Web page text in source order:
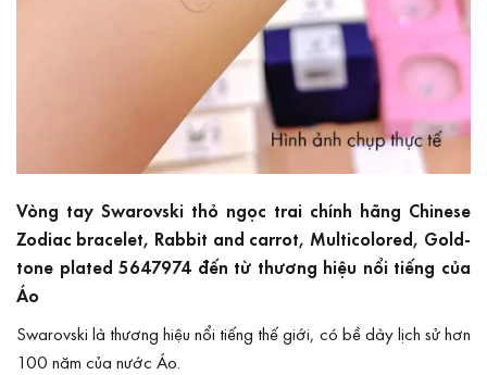
Vòng tay Swarovski thỏ ngọc trai chính hãng Chinese
Zodiac bracelet, Rabbit and carrot, Multicolored, Gold-
tone plated 5647974 đến từ thương hiệu nổi tiếng của
Áo
Swarovski là thương hiệu nổi tiếng thế giới, có bề dày lịch sử hơn
100 năm của nước Áo.